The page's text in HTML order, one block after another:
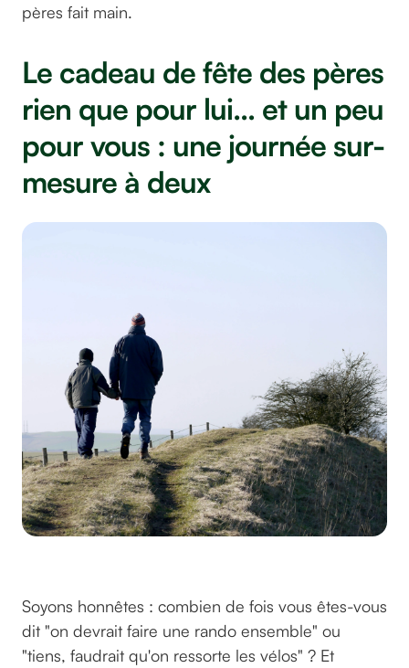
pères fait main.
Le cadeau de fête des pères
rien que pour lui… et un peu
pour vous : une journée sur-
mesure à deux
Soyons honnêtes : combien de fois vous êtes-vous
dit "on devrait faire une rando ensemble" ou
"tiens, faudrait qu'on ressorte les vélos" ? Et